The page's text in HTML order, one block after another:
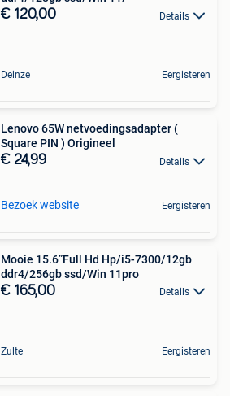
€ 120,00 Details
Deinze Eergisteren
Lenovo 65W netvoedingsadapter (
Square PIN ) Origineel
€ 24,99 Details
Bezoek website Eergisteren
Mooie 15.6”Full Hd Hp/i5-7300/12gb
ddr4/256gb ssd/Win 11pro
€ 165,00 Details
Zulte Eergisteren